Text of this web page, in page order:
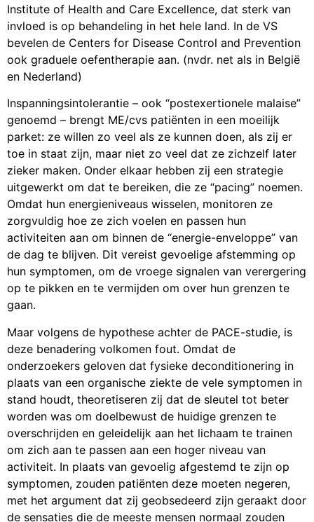
Institute of Health and Care Excellence, dat sterk van
invloed is op behandeling in het hele land. In de VS
bevelen de Centers for Disease Control and Prevention
ook graduele oefentherapie aan. (nvdr. net als in België
en Nederland)
Inspanningsintolerantie – ook “postexertionele malaise”
genoemd – brengt ME/cvs patiënten in een moeilijk
parket: ze willen zo veel als ze kunnen doen, als zij er
toe in staat zijn, maar niet zo veel dat ze zichzelf later
zieker maken. Onder elkaar hebben zij een strategie
uitgewerkt om dat te bereiken, die ze “pacing” noemen.
Omdat hun energieniveaus wisselen, monitoren ze
zorgvuldig hoe ze zich voelen en passen hun
activiteiten aan om binnen de “energie-enveloppe” van
de dag te blijven. Dit vereist gevoelige afstemming op
hun symptomen, om de vroege signalen van verergering
op te pikken en te vermijden om over hun grenzen te
gaan.
Maar volgens de hypothese achter de PACE-studie, is
deze benadering volkomen fout. Omdat de
onderzoekers geloven dat fysieke deconditionering in
plaats van een organische ziekte de vele symptomen in
stand houdt, theoretiseren zij dat de sleutel tot beter
worden was om doelbewust de huidige grenzen te
overschrijden en geleidelijk aan het lichaam te trainen
om zich aan te passen aan een hoger niveau van
activiteit. In plaats van gevoelig afgestemd te zijn op
symptomen, zouden patiënten deze moeten negeren,
met het argument dat zij geobsedeerd zijn geraakt door
de sensaties die de meeste mensen normaal zouden